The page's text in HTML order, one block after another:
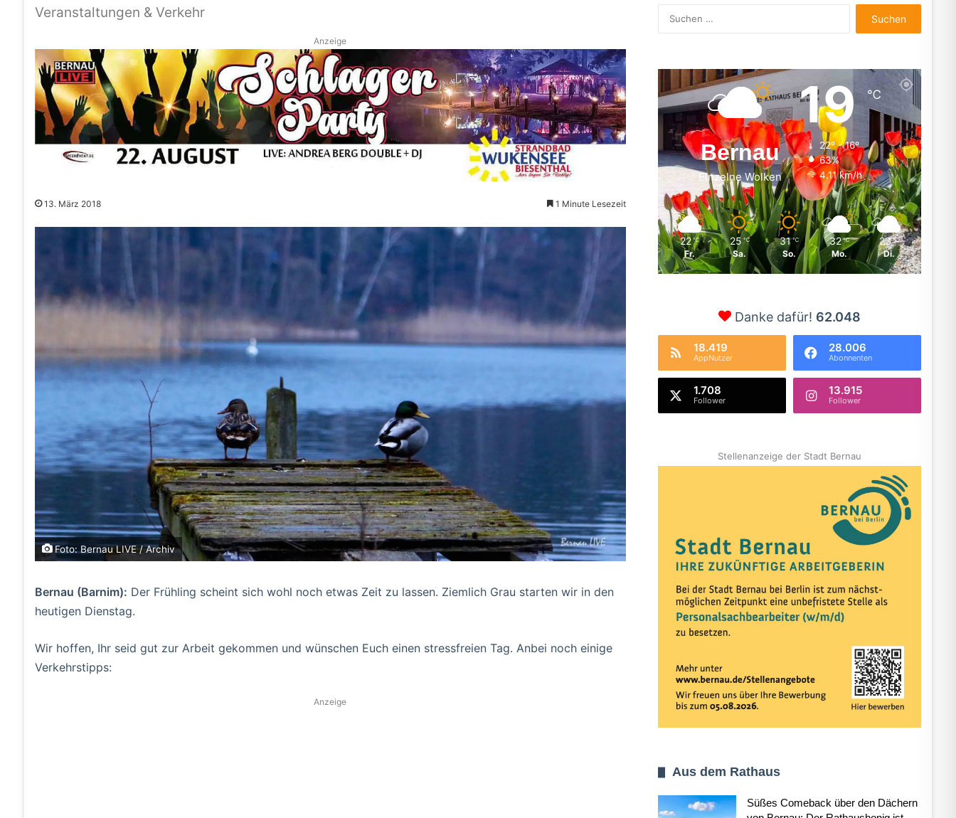
Veranstaltungen & Verkehr
Anzeige
13. März 2018 1 Minute Lesezeit
Foto: Bernau LIVE / Archiv
Bernau (Barnim): Der Frühling scheint sich wohl noch etwas Zeit zu lassen. Ziemlich Grau starten wir in den
heutigen Dienstag.
Wir hoffen, Ihr seid gut zur Arbeit gekommen und wünschen Euch einen stressfreien Tag. Anbei noch einige
Verkehrstipps:
Anzeige
nach:
Bernau
Einzelne Wolken
19℃
22º - 16º
63%
4.11 km/h
22 ℃
Fr.
25 ℃
Sa.
31 ℃
So.
32 ℃
Mo.
23 ℃
Di.
Danke dafür! 62.048
18.419
AppNutzer
28.006
Abonnenten
1.708
Follower
13.915
Follower
Stellenanzeige der Stadt Bernau
Aus dem Rathaus
Süßes Comeback über den Dächern